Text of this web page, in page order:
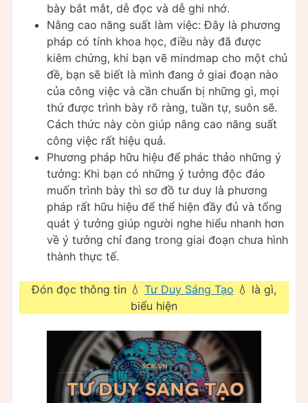
bày bắt mắt, dễ đọc và dễ ghi nhớ.
Nâng cao năng suất làm việc: Đây là phương
pháp có tính khoa học, điều này đã được
kiêm chứng, khi bạn vẽ mindmap cho một chủ
đề, bạn sẽ biết là mình đang ở giai đoạn nào
của công việc và cần chuẩn bị những gì, mọi
thứ được trình bày rõ ràng, tuần tự, suôn sẽ.
Cách thức này còn giúp nâng cao năng suất
công việc rất hiệu quả.
Phương pháp hữu hiệu để phác thảo những ý
tưởng: Khi bạn có những ý tưởng độc đáo
muốn trình bày thì sơ đồ tư duy là phương
pháp rất hữu hiệu để thể hiện đầy đủ và tổng
quát ý tưởng giúp người nghe hiểu nhanh hơn
về ý tưởng chỉ đang trong giai đoạn chưa hình
thành thực tế.
Đón đọc thông tin 💧 Tư Duy Sáng Tạo 💧 là gì,
biểu hiện